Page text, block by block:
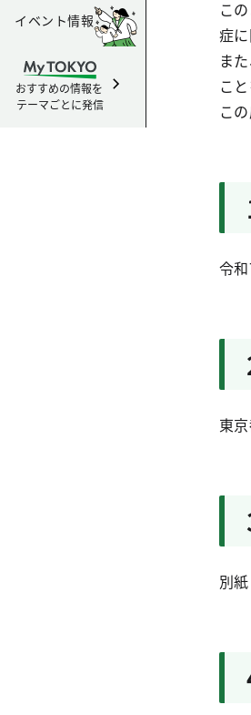
イベント情報
おすすめの情報を
テーマごとに発信
こ
症
ま
こ
こ
令
東
別